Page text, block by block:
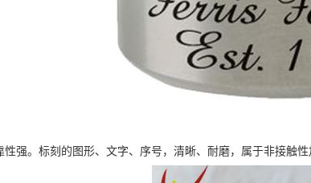
性强。标刻的图形、文字、序号，清晰、耐磨，属于非接触